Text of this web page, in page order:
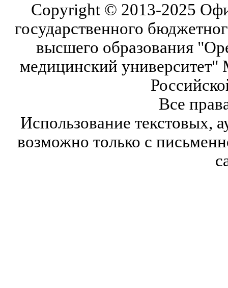
Copyright © 2013-2025
государственного
высшего образования
медицинский университет"
Все
Использование текстовых,
возможно только с